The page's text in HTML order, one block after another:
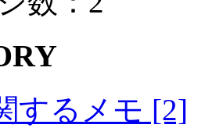
するメモ [2]